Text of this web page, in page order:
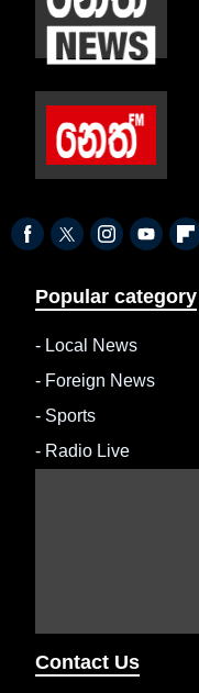
Popular category
- Local News
- Foreign News
- Sports
- Radio Live
Contact Us